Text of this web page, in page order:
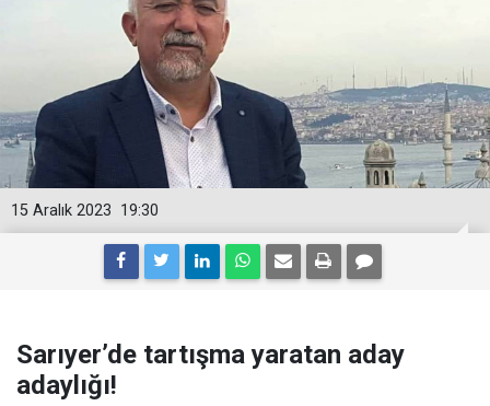
19:30
15 Aralık 2023
Sarıyer’de tartışma yaratan aday
adaylığı!